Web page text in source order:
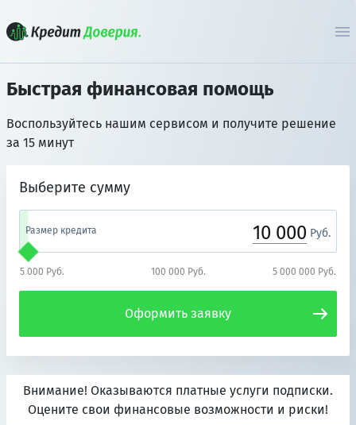
Быстрая финансовая помощь
Воспользуйтесь нашим сервисом и получите решение
за 15 минут
Выберите сумму
5 000 Руб. 100 000 Руб. 5 000 000 Руб.
10 000 Руб.
Размер кредита
Оформить заявку
Внимание! Оказываются платные услуги подписки.
Оцените свои финансовые возможности и риски!